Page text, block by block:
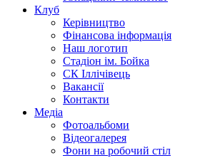
Клуб
Керівництво
Фінансова інформація
Наш логотип
Стадіон ім. Бойка
СК Іллічівець
Вакансії
Контакти
Медіа
Фотоальбоми
Відеогалерея
Фони на робочий стіл